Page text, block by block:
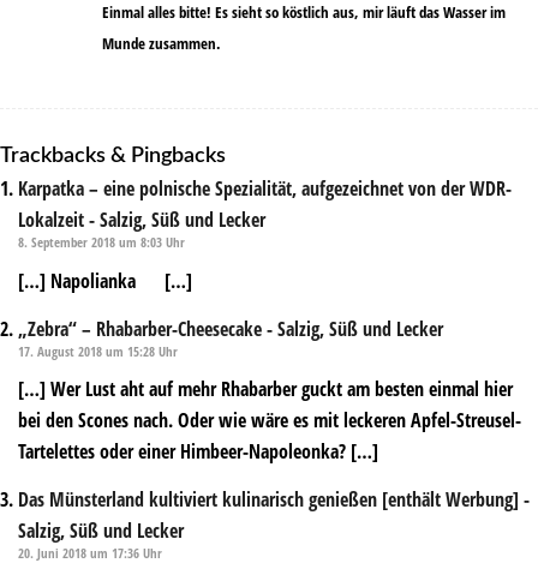
Einmal alles bitte! Es sieht so köstlich aus, mir läuft das Wasser im
Munde zusammen.
Trackbacks & Pingbacks
Karpatka – eine polnische Spezialität, aufgezeichnet von der WDR-
Lokalzeit - Salzig, Süß und Lecker
8. September 2018 um 8:03 Uhr
[…] Napolianka […]
„Zebra“ – Rhabarber-Cheesecake - Salzig, Süß und Lecker
17. August 2018 um 15:28 Uhr
[…] Wer Lust aht auf mehr Rhabarber guckt am besten einmal hier
bei den Scones nach. Oder wie wäre es mit leckeren Apfel-Streusel-
Tartelettes oder einer Himbeer-Napoleonka? […]
Das Münsterland kultiviert kulinarisch genießen [enthält Werbung] -
Salzig, Süß und Lecker
20. Juni 2018 um 17:36 Uhr